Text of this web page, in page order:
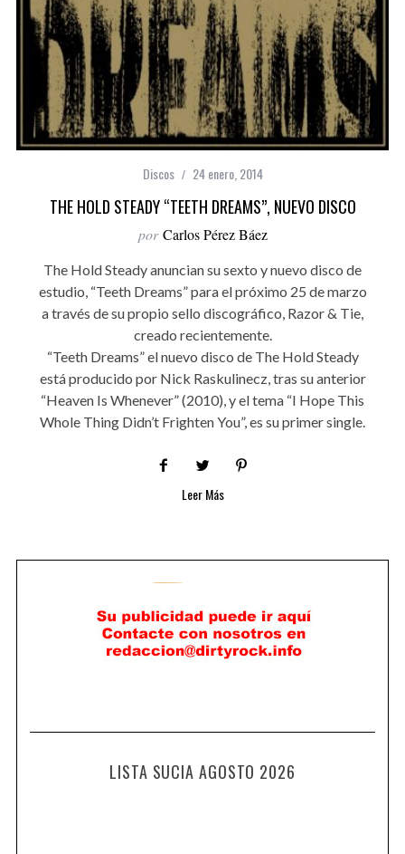
Discos 24 enero, 2014
THE HOLD STEADY “TEETH DREAMS”, NUEVO DISCO
por Carlos Pérez Báez
The Hold Steady anuncian su sexto y nuevo disco de
estudio, “Teeth Dreams” para el próximo 25 de marzo
a través de su propio sello discográfico, Razor & Tie,
creado recientemente.
“Teeth Dreams” el nuevo disco de The Hold Steady
está producido por Nick Raskulinecz, tras su anterior
“Heaven Is Whenever” (2010), y el tema “I Hope This
Whole Thing Didn’t Frighten You”, es su primer single.
Leer Más
LISTA SUCIA AGOSTO 2026